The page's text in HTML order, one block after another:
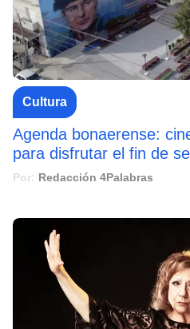
Cultura
Agenda bonaerense:
para disfrutar el fin de
Por: Redacción 4Palabras